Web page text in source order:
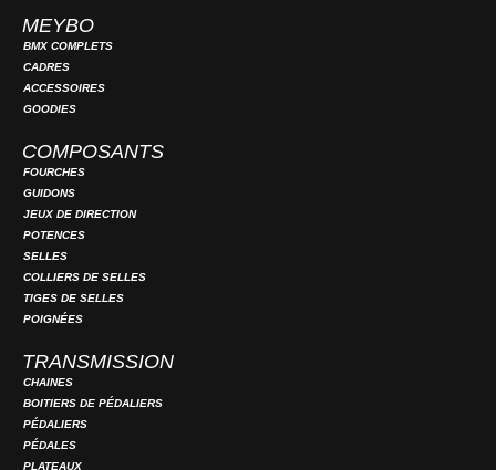
MEYBO
BMX COMPLETS
CADRES
ACCESSOIRES
GOODIES
COMPOSANTS
FOURCHES
GUIDONS
JEUX DE DIRECTION
POTENCES
SELLES
COLLIERS DE SELLES
TIGES DE SELLES
POIGNÉES
TRANSMISSION
CHAINES
BOITIERS DE PÉDALIERS
PÉDALIERS
PÉDALES
PLATEAUX